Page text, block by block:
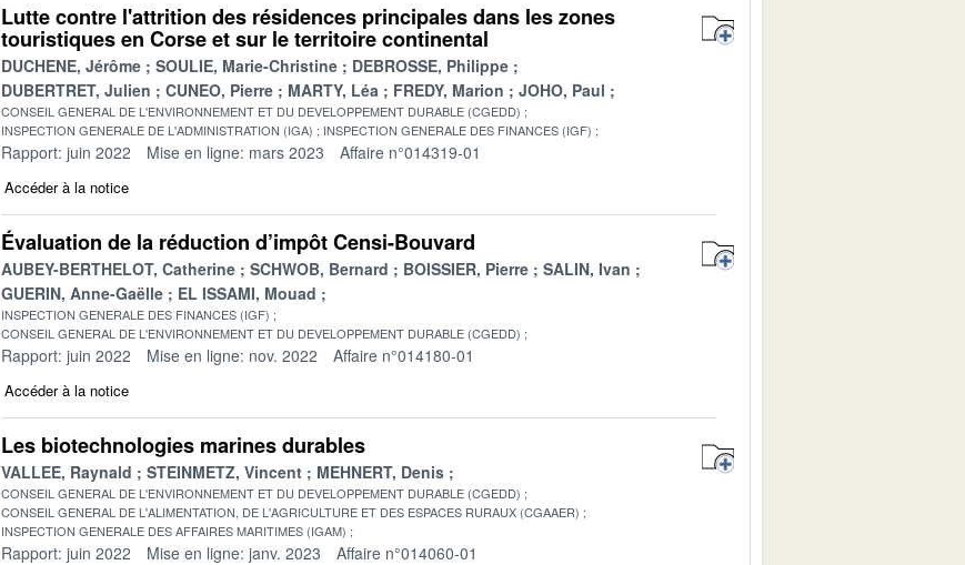
Lutte contre l'attrition des résidences principales dans les zones
touristiques en Corse et sur le territoire continental
DUCHENE, Jérôme SOULIE, Marie-Christine
DEBROSSE, Philippe
DUBERTRET, Julien
CUNEO, Pierre MARTY, Léa FREDY, Marion JOHO, Paul
CONSEIL GENERAL DE L'ENVIRONNEMENT ET DU DEVELOPPEMENT DURABLE (CGEDD)
INSPECTION GENERALE DE L'ADMINISTRATION (IGA)
INSPECTION GENERALE DES FINANCES (IGF)
Rapport: juin 2022 Mise en ligne: mars 2023 Affaire n°014319-01
Accéder à la notice
Évaluation de la réduction d’impôt Censi-Bouvard
AUBEY-BERTHELOT, Catherine SCHWOB, Bernard BOISSIER, Pierre
SALIN, Ivan
GUERIN, Anne-Gaëlle
EL ISSAMI, Mouad
INSPECTION GENERALE DES FINANCES (IGF)
CONSEIL GENERAL DE L'ENVIRONNEMENT ET DU DEVELOPPEMENT DURABLE (CGEDD)
Rapport: juin 2022 Mise en ligne: nov. 2022 Affaire n°014180-01
Accéder à la notice
Les biotechnologies marines durables
VALLEE, Raynald STEINMETZ, Vincent MEHNERT, Denis
CONSEIL GENERAL DE L'ENVIRONNEMENT ET DU DEVELOPPEMENT DURABLE (CGEDD)
CONSEIL GENERAL DE L'ALIMENTATION, DE L'AGRICULTURE ET DES ESPACES RURAUX (CGAAER)
INSPECTION GENERALE DES AFFAIRES MARITIMES (IGAM)
Rapport: juin 2022 Mise en ligne: janv. 2023 Affaire n°014060-01